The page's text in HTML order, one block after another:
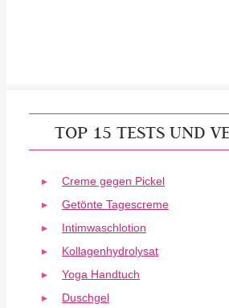
TOP 15 TESTS UND
Creme gegen Pickel
Getönte Tagescreme
Intimwaschlotion
Kollagenhydrolysat
Yoga Handtuch
Duschgel